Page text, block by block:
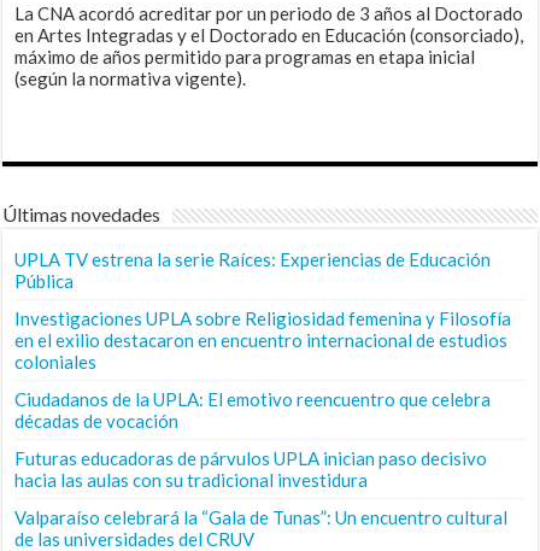
La CNA acordó acreditar por un periodo de 3 años al Doctorado
en Artes Integradas y el Doctorado en Educación (consorciado),
máximo de años permitido para programas en etapa inicial
(según la normativa vigente).
Últimas novedades
UPLA TV estrena la serie Raíces: Experiencias de Educación
Pública
Investigaciones UPLA sobre Religiosidad femenina y Filosofía
en el exilio destacaron en encuentro internacional de estudios
coloniales
Ciudadanos de la UPLA: El emotivo reencuentro que celebra
décadas de vocación
Futuras educadoras de párvulos UPLA inician paso decisivo
hacia las aulas con su tradicional investidura
Valparaíso celebrará la “Gala de Tunas”: Un encuentro cultural
de las universidades del CRUV